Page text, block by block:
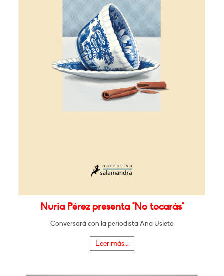
Nuria Pérez presenta "No tocarás"
Conversará con la periodista Ana Usieto
Leer más...